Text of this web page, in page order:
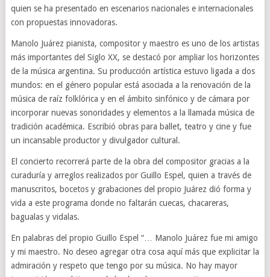
quien se ha presentado en escenarios nacionales e internacionales
con propuestas innovadoras.
Manolo Juárez pianista, compositor y maestro es uno de los artistas
más importantes del Siglo XX, se destacó por ampliar los horizontes
de la música argentina. Su producción artística estuvo ligada a dos
mundos: en el género popular está asociada a la renovación de la
música de raíz folklórica y en el ámbito sinfónico y de cámara por
incorporar nuevas sonoridades y elementos a la llamada música de
tradición académica. Escribió obras para ballet, teatro y cine y fue
un incansable productor y divulgador cultural.
El concierto recorrerá parte de la obra del compositor gracias a la
curaduría y arreglos realizados por Guillo Espel, quien a través de
manuscritos, bocetos y grabaciones del propio Juárez dió forma y
vida a este programa donde no faltarán cuecas, chacareras,
bagualas y vidalas.
En palabras del propio Guillo Espel “… Manolo Juárez fue mi amigo
y mi maestro. No deseo agregar otra cosa aquí más que explicitar la
admiración y respeto que tengo por su música. No hay mayor